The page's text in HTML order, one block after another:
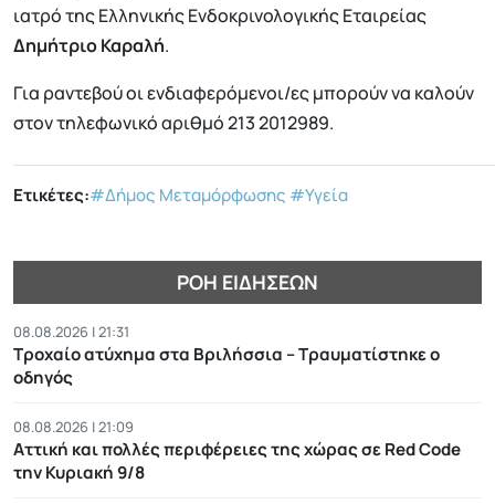
ιατρό της Ελληνικής Ενδοκρινολογικής Εταιρείας
Δημήτριο Καραλή.
Για ραντεβού οι ενδιαφερόμενοι/ες μπορούν να καλούν
στον τηλεφωνικό αριθμό 213 2012989.
Ετικέτες:#Δήμος Μεταμόρφωσης #Υγεία
ΡΟΉ ΕΙΔΉΣΕΩΝ
08.08.2026 | 21:31
Τροχαίο ατύχημα στα Βριλήσσια – Τραυματίστηκε ο
οδηγός
08.08.2026 | 21:09
Αττική και πολλές περιφέρειες της χώρας σε Red Code
την Κυριακή 9/8